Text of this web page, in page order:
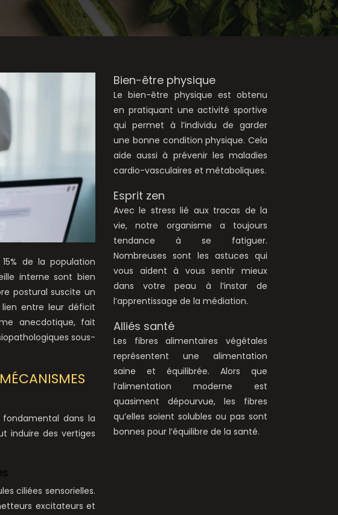
de la population
interne sont bien
postural suscite un
lien entre leur déficit
anecdotique, fait
sous-
dans la
induire des vertiges
ciliées sensorielles.
excitateurs et
Bien-être physique
Le bien-être physique est obtenu
en pratiquant une activité sportive
qui permet à l’individu de garder
une bonne condition physique. Cela
aide aussi à prévenir les maladies
cardio-vasculaires et métaboliques.
Esprit zen
Avec le stress lié aux tracas de la
vie, notre organisme a toujours
tendance à se fatiguer.
Nombreuses sont les astuces qui
vous aident à vous sentir mieux
dans votre peau à l’instar de
l’apprentissage de la médiation.
Alliés santé
Les fibres alimentaires végétales
représentent une alimentation
saine et équilibrée. Alors que
l’alimentation moderne est
quasiment dépourvue, les fibres
qu’elles soient solubles ou pas sont
bonnes pour l’équilibre de la santé.